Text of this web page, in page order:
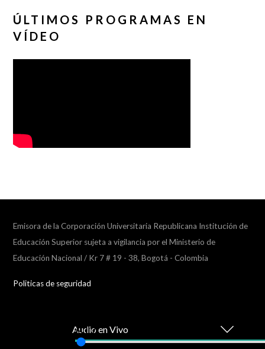
ÚLTIMOS PROGRAMAS EN
VÍDEO
Emisora de la Corporación Universitaria Republicana Institución de
Educación Superior sujeta a vigilancia por el Ministerio de
Educación Nacional / Kr 7 # 19 - 38, Bogotá - Colombia
Politicas de seguridad
Audio en Vivo